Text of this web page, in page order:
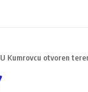
U Kumrovcu otvoren